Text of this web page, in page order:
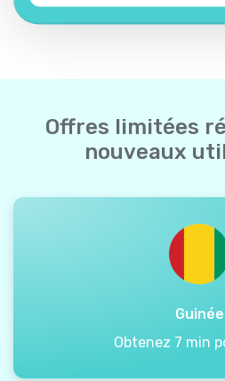
Offres limitées
nouveaux
Guinée
Obtenez 7 min